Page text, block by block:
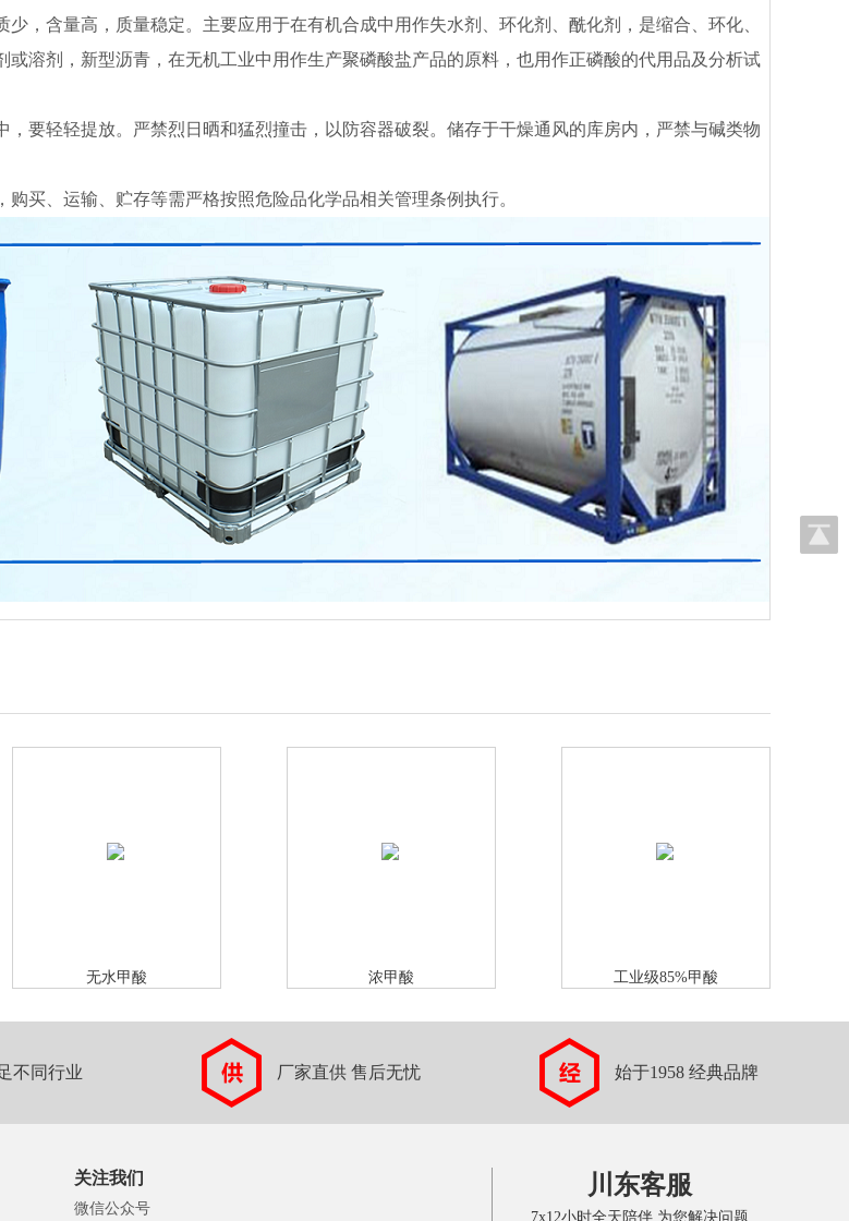
少，含量高，质量稳定。主要应用于在有机合成中用作失水剂、环化剂、酰化剂，是缩合、环化、
或溶剂， 新型沥青， 在无机工业中用作生产聚磷酸盐产品的原料，也用作正磷酸的代用品及分析试
，要轻轻提放。严禁烈日晒和猛烈撞击，以防容器破裂。储存于干燥通风的库房内，严禁与碱类物
购买、运输、贮存等需严格按照危险品化学品相关管理条例执行。
无水甲酸 浓甲酸 工业级85%甲酸
不同行业 厂家直供 售后无忧 始于1958 经典品牌
关注我们
微信公众号
川东客服
7x12小时全天陪伴 为您解决问题